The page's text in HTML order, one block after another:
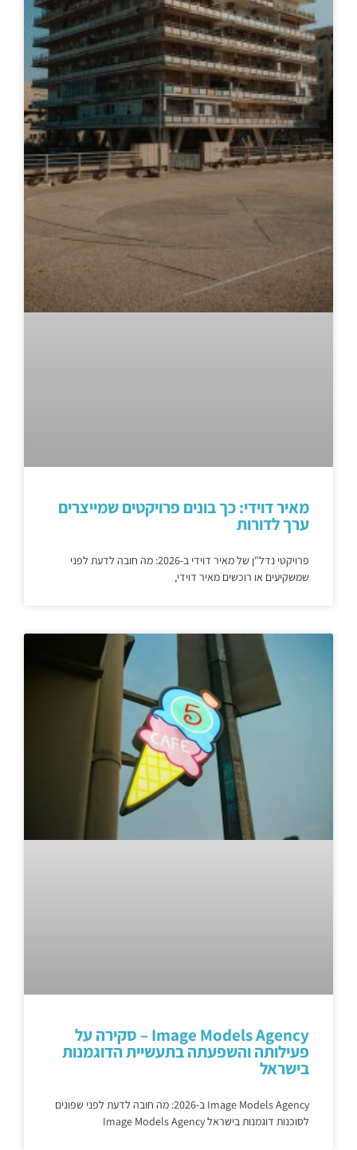
מאיר דוידי: כך בונים פרויקטים שמייצרים
ערך לדורות
פרויקטי נדל"ן של מאיר דוידי ב-2026: מה חובה לדעת לפני
שמשקיעים או רוכשים מאיר דוידי,
Image Models Agency – סקירה על
פעילותה והשפעתה בתעשיית הדוגמנות
בישראל
Image Models Agency ב-2026: מה חובה לדעת לפני שפונים
לסוכנות דוגמנות בישראל Image Models Agency